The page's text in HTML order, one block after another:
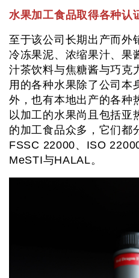
水果加工食品取得各种认
至于该公司长期出产而外
冷冻果泥、浓缩果汁、果
汁茶饮料与焦糖酱与巧克
用的各种水果除了公司本
外，也有本地出产的各种
以加工的水果尚且包括亚
的加工食品众多，它们都
FSSC 22000、ISO
MeSTI与HALAL。